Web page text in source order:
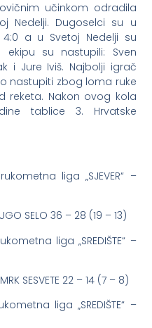
učinkom odradila
Nedelji. Dugoselci su u
a u Svetoj Nedelji su
ekipu su nastupili: Sven
i Jure Iviš. Najbolji igrač
nastupiti zbog loma ruke
reketa. Nakon ovog kola
tablice 3. Hrvatske
liga „SJEVER“ –
SELO 36 – 28 (19 – 13)
liga „SREDIŠTE“ –
SESVETE 22 – 14 (7 – 8)
liga „SREDIŠTE“ –